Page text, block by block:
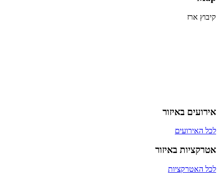
קיבוץ ארז
אירועים באיזור
לכל האירועים
אטרקציות באיזור
לכל האטרקציות